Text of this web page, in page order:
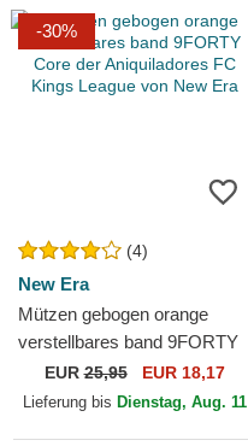
-30%
(4)
New Era
Mützen gebogen orange
verstellbares band 9FORTY
Core der Aniquiladores FC
Kings League von New Era
EUR25,95 EUR 18,17
Lieferung bis Dienstag, Aug. 11